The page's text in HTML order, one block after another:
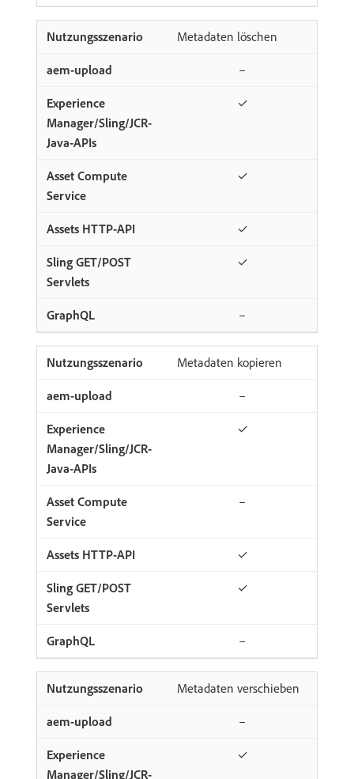
Metadaten löschen
–
✓
✓
✓
✓
–
Metadaten kopieren
–
✓
–
✓
✓
–
Metadaten verschieben
–
✓